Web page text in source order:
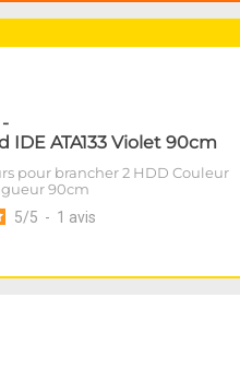
-
IDE ATA133 Violet 90cm
pour brancher 2 HDD Couleur
90cm
5/5 - 1 avis